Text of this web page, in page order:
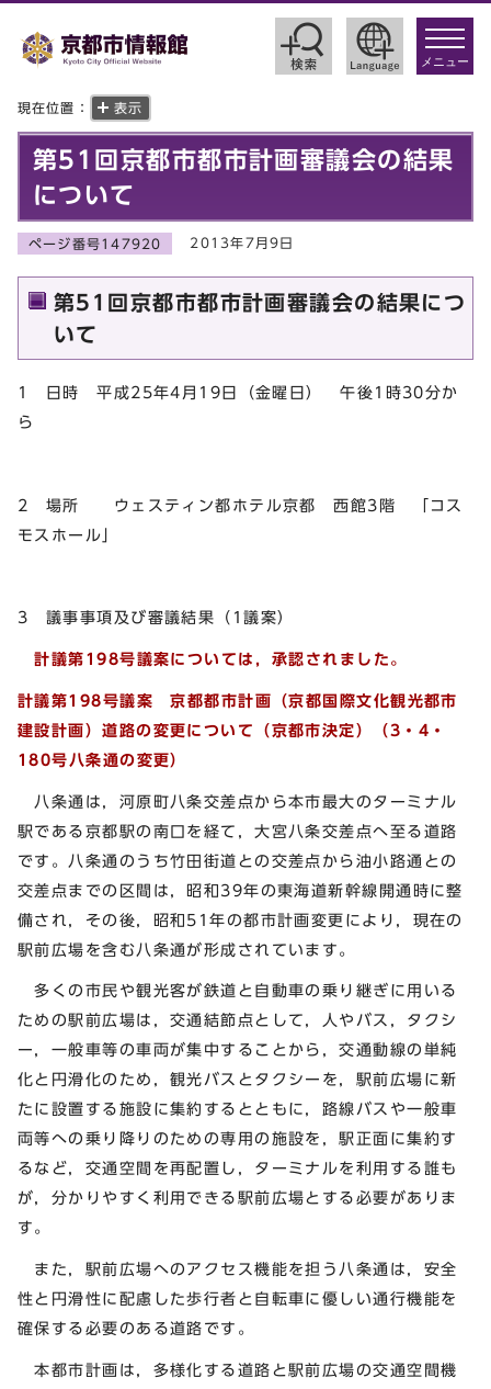
toggle
メニュー
現在位置： 表示
第51回京都市都市計画審議会の結果
について
ページ番号147920 2013年7月9日
第51回京都市都市計画審議会の結果につ
いて
1 日時 平成25年4月19日（金曜日） 午後1時30分か
ら
2 場所 ウェスティン都ホテル京都 西館3階 「コス
モスホール」
3 議事事項及び審議結果（1議案）
計議第198号議案については，承認されました。
計議第198号議案 京都都市計画（京都国際文化観光都市
建設計画）道路の変更について（京都市決定）（3・4・
180号八条通の変更）
八条通は，河原町八条交差点から本市最大のターミナル
駅である京都駅の南口を経て，大宮八条交差点へ至る道路
です。八条通のうち竹田街道との交差点から油小路通との
交差点までの区間は，昭和39年の東海道新幹線開通時に整
備され，その後，昭和51年の都市計画変更により，現在の
駅前広場を含む八条通が形成されています。
多くの市民や観光客が鉄道と自動車の乗り継ぎに用いる
ための駅前広場は，交通結節点として，人やバス，タクシ
ー，一般車等の車両が集中することから，交通動線の単純
化と円滑化のため，観光バスとタクシーを，駅前広場に新
たに設置する施設に集約するとともに，路線バスや一般車
両等への乗り降りのための専用の施設を，駅正面に集約す
るなど，交通空間を再配置し，ターミナルを利用する誰も
が，分かりやすく利用できる駅前広場とする必要がありま
す。
また，駅前広場へのアクセス機能を担う八条通は，安全
性と円滑性に配慮した歩行者と自転車に優しい通行機能を
確保する必要のある道路です。
本都市計画は，多様化する道路と駅前広場の交通空間機